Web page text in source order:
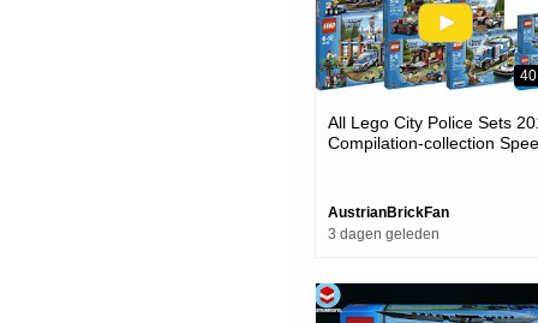
All Lego City Police Sets
Compilation-collection
AustrianBrickFan
3 dagen geleden